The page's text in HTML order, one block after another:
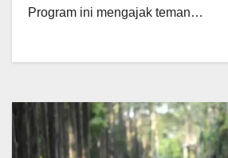
Program ini mengajak teman…